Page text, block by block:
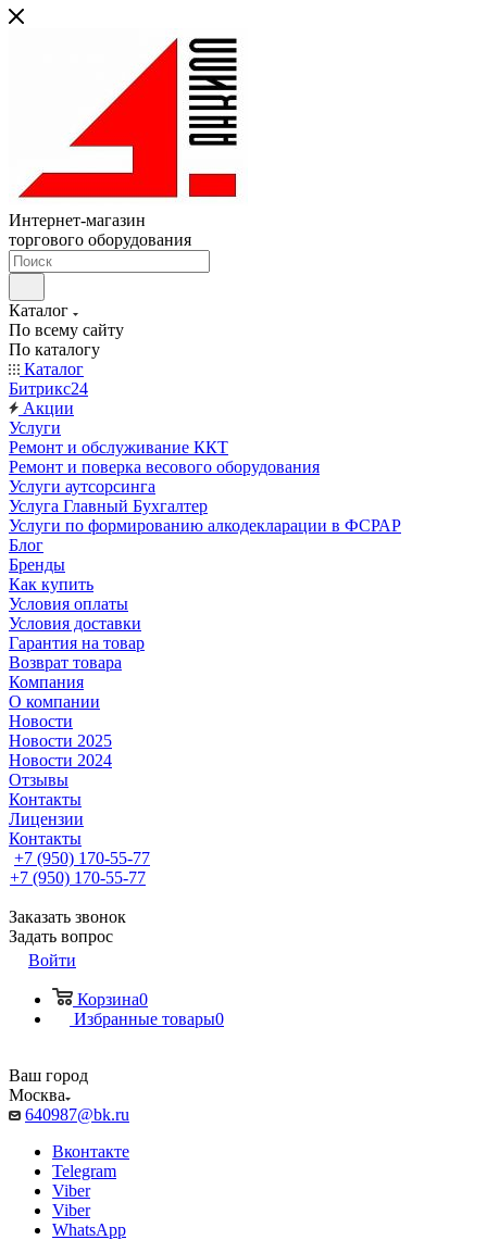
Интернет-магазин
торгового оборудования
Каталог
По всему сайту
По каталогу
Каталог
Битрикс24
Акции
Услуги
Ремонт и обслуживание ККТ
Ремонт и поверка весового оборудования
Услуги аутсорсинга
Услуга Главный Бухгалтер
Услуги по формированию алкодекларации в ФСРАР
Блог
Бренды
Как купить
Условия оплаты
Условия доставки
Гарантия на товар
Возврат товара
Компания
О компании
Новости
Новости 2025
Новости 2024
Отзывы
Контакты
Лицензии
Контакты
+7 (950) 170-55-77
+7 (950) 170-55-77
Заказать звонок
Задать вопрос
Войти
Корзина0
Избранные товары0
Ваш город
Москва
640987@bk.ru
Вконтакте
Telegram
Viber
Viber
WhatsApp